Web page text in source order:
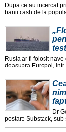
Dupa ce au incercat
banii cash de la
Rusia ar fi folosit
deasupra Europei,
Dr
postare Substack, sub